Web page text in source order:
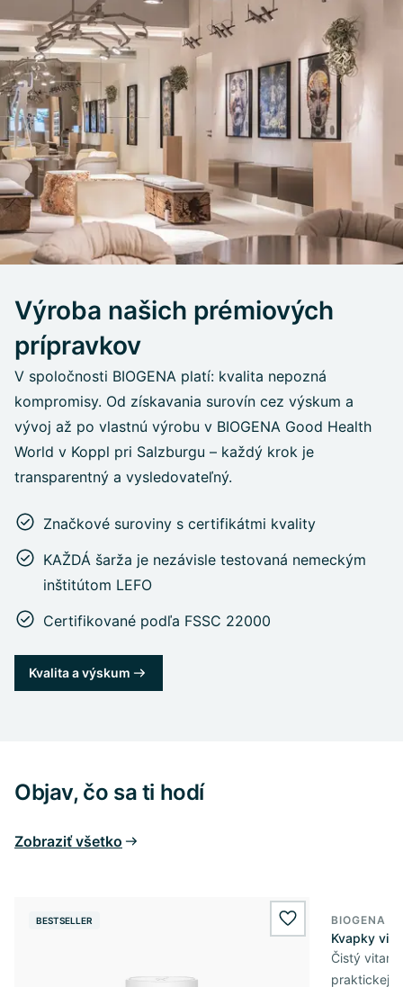
Výroba našich prémiových
prípravkov
V spoločnosti BIOGENA platí: kvalita nepozná
kompromisy. Od získavania surovín cez výskum a
vývoj až po vlastnú výrobu v BIOGENA Good Health
World v Koppl pri Salzburgu – každý krok je
transparentný a vysledovateľný.
Značkové suroviny s certifikátmi kvality
KAŽDÁ šarža je nezávisle testovaná nemeckým
inštitútom LEFO
Certifikované podľa FSSC 22000
Kvalita a výskum
Objav, čo sa ti hodí
Zobraziť všetko
BESTSELLER wishlist.add
BIOGENA
Kvapky
Čistý
praktickej